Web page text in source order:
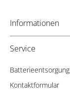
Informationen
Service
Batterieentsorgung
Kontaktformular